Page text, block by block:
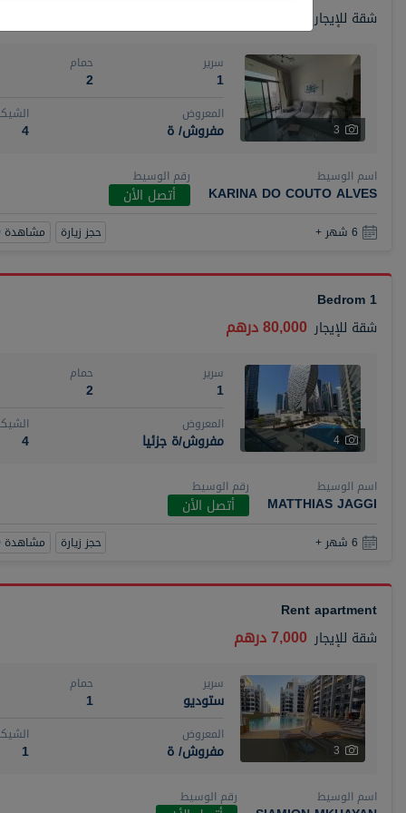
شقة للإيجار
3
سرير
1
حمام
2
المعروض
مفروش/ ة 4
اسم الوسيط
KARINA DO COUTO ALVES
رقم الوسيط
أتصل الأن
6 شهر + حجز زيارة مشاهدة 360
1 Bedrom
شقة للإيجار 80,000 درهم
4
سرير
1
حمام
2
المعروض
مفروش/ة جزئيا 4
اسم الوسيط
MATTHIAS JAGGI
رقم الوسيط
أتصل الأن
6 شهر + حجز زيارة مشاهدة 360
Rent apartment
شقة للإيجار 7,000 درهم
3
سرير
ستوديو
حمام
1
المعروض
مفروش/ ة 1
اسم الوسيط رقم الوسيط